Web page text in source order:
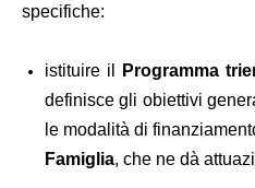
specifiche:
istituire il Programma
definisce gli obiettivi
le modalità di
Famiglia, che ne dà